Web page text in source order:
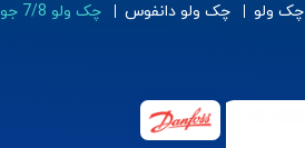
چک ولو چک ولو دانفوس چک ولو 7/8 جوشی دانفوس سری NRV19s